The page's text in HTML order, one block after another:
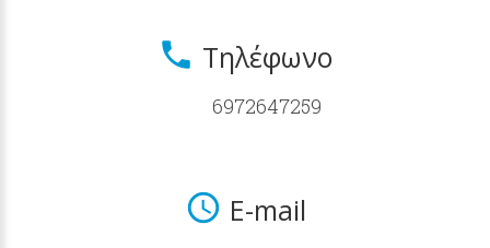
Τηλέφωνο
6972647259
E-mail